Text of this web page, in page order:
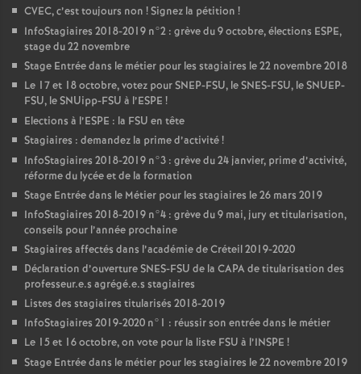
CVEC, c’est toujours non ! Signez la pétition !
InfoStagiaires 2018-2019 n°2 : grève du 9 octobre, élections ESPE,
stage du 22 novembre
Stage Entrée dans le métier pour les stagiaires le 22 novembre 2018
Le 17 et 18 octobre, votez pourSNEP-FSU, leSNES-FSU, leSNUEP-
FSU, le SNUipp-FSU à l’ESPE !
Elections à l’ESPE : la FSU en tête
Stagiaires : demandez la prime d’activité!
InfoStagiaires 2018-2019 n°3 : grève du 24 janvier, prime d’activité,
réforme du lycée et de la formation
Stage Entrée dans le Métier pour les stagiaires le 26 mars 2019
InfoStagiaires 2018-2019 n°4 : grève du 9 mai, jury et titularisation,
conseils pour l’année prochaine
Stagiaires affectés dans l’académie de Créteil 2019-2020
Déclaration d’ouvertureSNES-FSU de la CAPAde titularisation des
professeur.e.s agrégé.e.s stagiaires
Listes des stagiaires titularisés 2018-2019
InfoStagiaires 2019-2020 n°1 : réussir son entrée dans le métier
Le 15 et 16 octobre, on vote pour la liste FSU à l’INSPE !
Stage Entrée dans le métier pour les stagiaires le 22 novembre 2019